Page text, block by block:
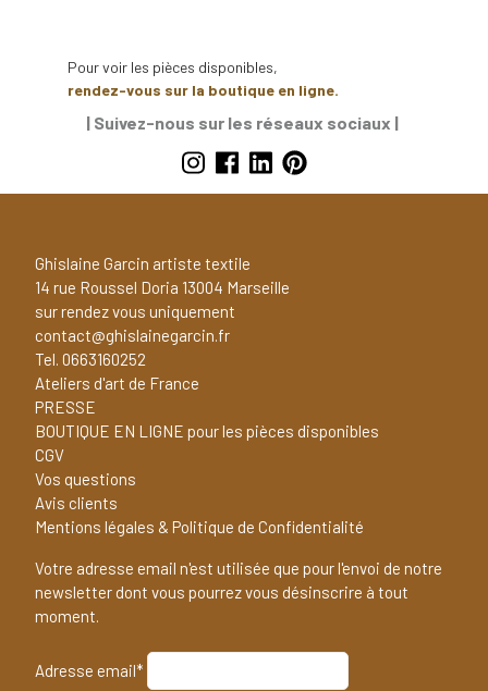
Pour voir les pièces disponibles,
rendez-vous sur la boutique en ligne.
Pour les commandes sur mesure,
consultez-nous.
| Suivez-nous sur les réseaux sociaux |
Ghislaine Garcin artiste textile
14 rue Roussel Doria 13004 Marseille
sur rendez vous uniquement
contact@ghislainegarcin.fr
Tel. 0663160252
Ateliers d'art de France
PRESSE
BOUTIQUE EN LIGNE pour les pièces disponibles
CGV
Vos questions
Avis clients
Mentions légales & Politique de Confidentialité
Votre adresse email n'est utilisée que pour l'envoi de notre
newsletter dont vous pourrez vous désinscrire à tout
moment.
Adresse email*